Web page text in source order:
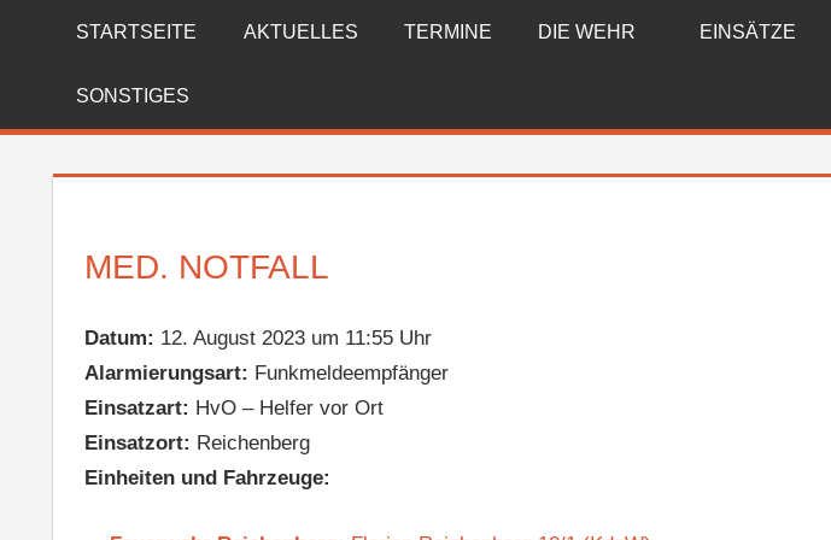
FREIWILLIGE
FEUERWEHR
REICHENBERG
STARTSEITE AKTUELLES TERMINE DIE WEHR EINSÄTZE
SONSTIGES
MED. NOTFALL
Datum: 12. August 2023 um 11:55 Uhr
Alarmierungsart: Funkmeldeempfänger
Einsatzart: HvO – Helfer vor Ort
Einsatzort: Reichenberg
Einheiten und Fahrzeuge: